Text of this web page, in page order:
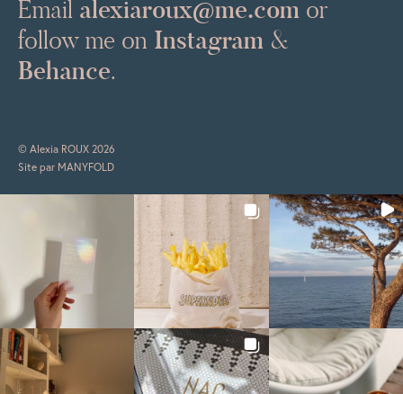
Email alexiaroux@me.com or
follow me on Instagram &
Behance.
© Alexia ROUX 2026
Site par MANYFOLD